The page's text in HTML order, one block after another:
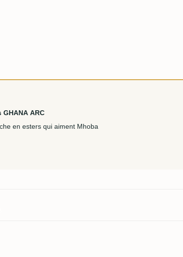
ARC
en esters qui aiment Mhoba